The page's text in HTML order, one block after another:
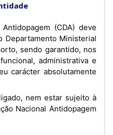
Departamento Ministerial
sendo garantido, nos
administrativa e
carácter absolutamente
Nacional Antidopagem